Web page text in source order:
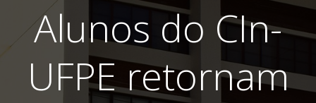
Alunos do CIn-
UFPE retornam